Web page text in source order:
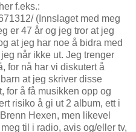
f.eks.:
(Innslaget med meg
er 47 år og jeg tror at jeg
at jeg har noe å bidra med
når ikke ut. Jeg trenger
for nå har vi diskutert å
at jeg skriver disse
for å få musikken opp og
risiko å gi ut 2 album, ett i
Hexen, men likevel
til i radio, avis og/eller tv,